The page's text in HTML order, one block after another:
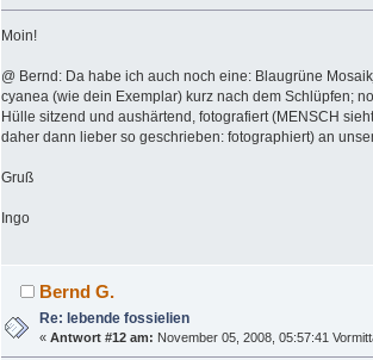
Moin!
@ Bernd: Da habe ich auch noch eine: Blaugrüne
cyanea (wie dein Exemplar) kurz nach dem Schlüpfen;
Hülle sitzend und aushärtend, fotografiert (MENSCH
daher dann lieber so geschrieben: fotographiert) an
Gruß
Ingo
Bernd G.
Re: lebende fossielien
«Antwort #12 am: November 05, 2008, 05:57:41